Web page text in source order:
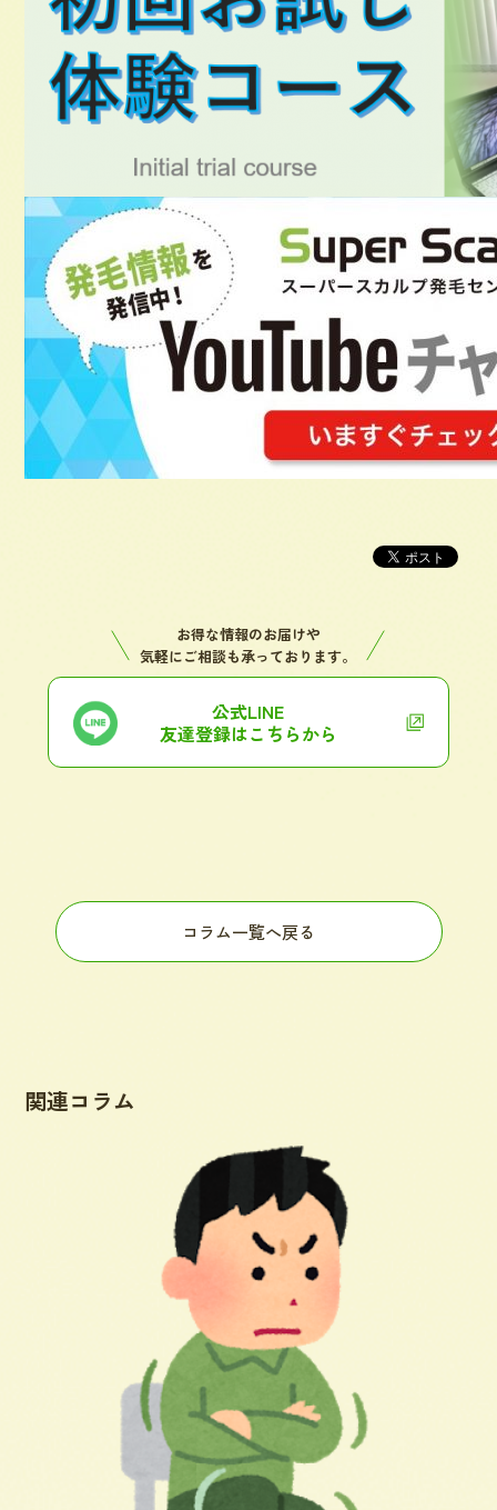
お得な情報のお届けや
気軽にご相談も承っております。
公式LINE
友達登録はこちらから
コラム一覧へ戻る
関連コラム